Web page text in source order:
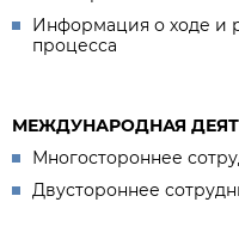
Информация о ходе и
процесса
МЕЖДУНАРОДНАЯ
Многостороннее
Двустороннее